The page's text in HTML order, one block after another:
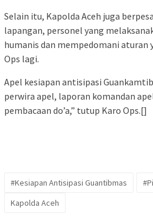
Selain itu, Kapolda Aceh juga
lapangan, personel yang
humanis dan mempedomani aturan
Ops lagi.
Apel kesiapan antisipasi
perwira apel, laporan komandan
pembacaan do’a,” tutup Karo Ops.[]
#Kesiapan Antisipasi Guantibmas
Kapolda Aceh